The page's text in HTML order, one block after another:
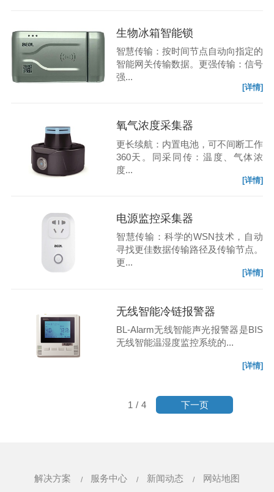
生物冰箱智能锁
智慧传输：按时间节点自动向指定的
智能网关传输数据。更强传输：信号
强...
[详情]
氧气浓度采集器
更长续航：内置电池，可不间断工作
360天。同采同传：温度、气体浓
度...
[详情]
电源监控采集器
智慧传输：科学的WSN技术，自动
寻找更佳数据传输路径及传输节点。
更...
[详情]
无线智能冷链报警器
BL-Alarm无线智能声光报警器是BIS
无线智能温湿度监控系统的...
[详情]
1 / 4 下一页
解决方案 服务中心 新闻动态 网站地图